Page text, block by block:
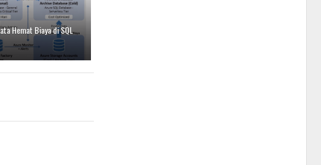
Hemat Biaya di SQL